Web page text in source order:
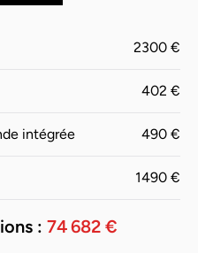
2300 €
402 €
intégrée 490 €
1490 €
: 74 682 €